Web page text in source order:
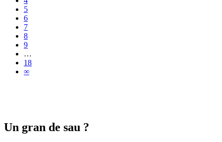
5
6
7
8
9
…
18
∞
Un gran de sau ?